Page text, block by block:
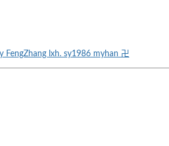
FengZhang lxh. sy1986 myhan 卍